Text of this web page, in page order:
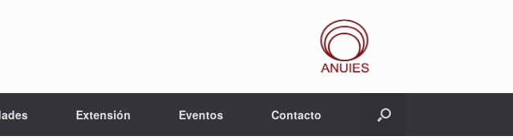
Extensión Eventos Contacto